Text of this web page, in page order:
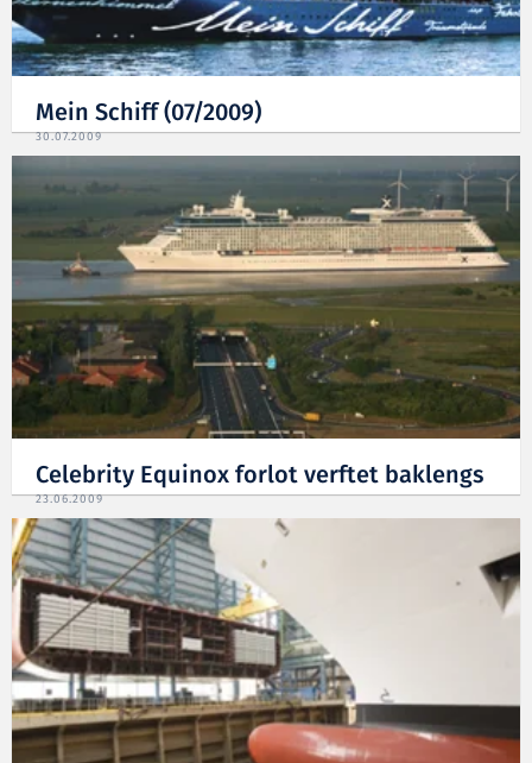
Mein Schiff (07/2009)
30.07.2009
Celebrity Equinox forlot verftet baklengs
23.06.2009